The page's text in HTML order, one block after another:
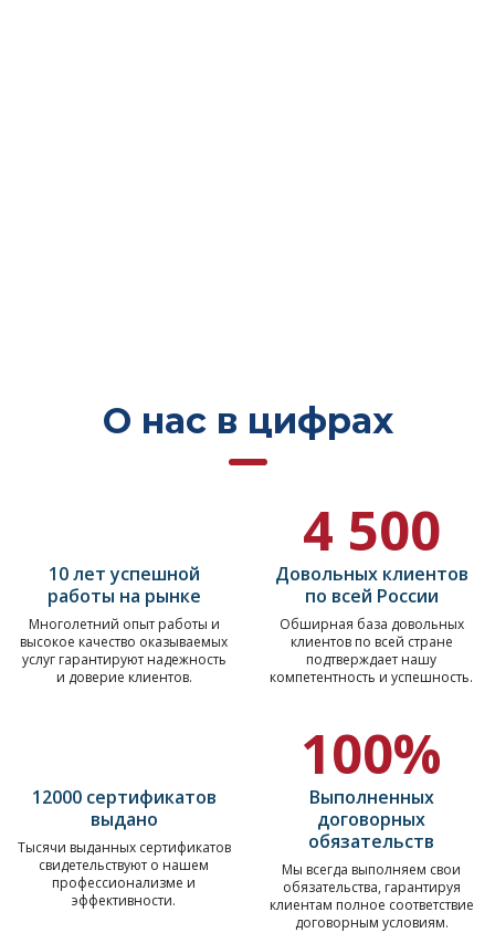
О нас в цифрах
10 лет успешной
работы на рынке
Многолетний опыт работы и
высокое качество оказываемых
услуг гарантируют надежность
и доверие клиентов.
4 500
Довольных клиентов
по всей России
Обширная база довольных
клиентов по всей стране
подтверждает нашу
компетентность и успешность.
12000 сертификатов
выдано
Тысячи выданных сертификатов
свидетельствуют о нашем
профессионализме и
эффективности.
100%
Выполненных
договорных
обязательств
Мы всегда выполняем свои
обязательства, гарантируя
клиентам полное соответствие
договорным условиям.